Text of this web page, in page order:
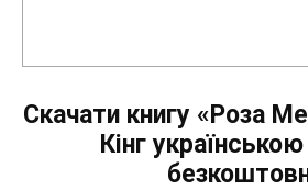
Скачати книгу «Роза
Кінг